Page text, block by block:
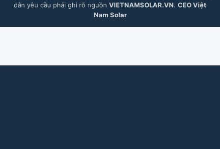
dẫn yêu cầu phải ghi rõ nguồn VIETNAMSOLAR.VN. CEO Việt
Nam Solar